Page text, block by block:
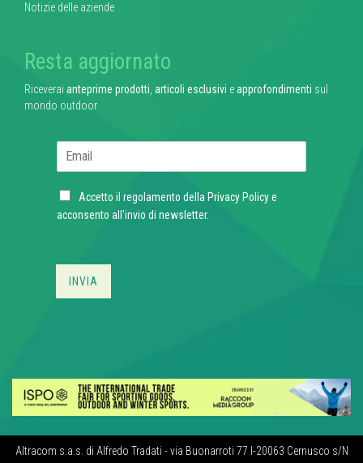
Notizie delle aziende
Resta aggiornato
Riceverai anteprime prodotti articoli esclusivi eapprofondimenti sul
mondo outdoor
l
C
h
Accetto il regolamento della Privacy Policye
acconsento all'invio di newsletter.
INVIA
Altracom s.a.s. di Alfredo Tradati - via Buonarroti 77 I-20063 Cernusco s/N